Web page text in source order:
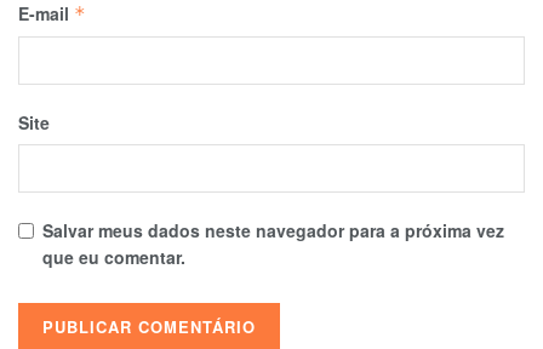
E-mail *
Site
Salvar meus dados neste navegador para a próxima vez
que eu comentar.